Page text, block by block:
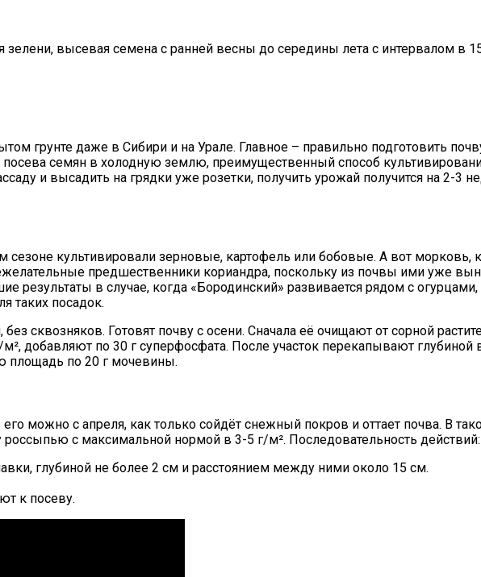
высевая семена с ранней весны до середины лета с интервалом в
грунте даже в Сибири и на Урале. Главное – правильно подготовить
семян в холодную землю, преимущественный способ
и высадить на грядки уже розетки, получить урожай получится на 2-3
культивировали зерновые, картофель или бобовые. А вот морковь,
предшественники кориандра, поскольку из почвы ими уже
результаты в случае, когда «Бородинский» развивается рядом с
таких посадок.
сквозняков. Готовят почву с осени. Сначала её очищают от сорной
добавляют по 30 г суперфосфата. После участок перекапывают
площадь по 20 г мочевины.
можно с апреля, как только сойдёт снежный покров и оттает почва. В
россыпью с максимальной нормой в 3-5 г/м². Последовательность действий:
глубиной не более 2 см и расстоянием между ними около 15 см.
к посеву.